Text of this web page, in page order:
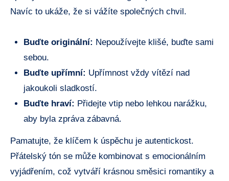
Navíc to ukáže, že si vážíte společných chvil.
Buďte originální: Nepoužívejte klišé, buďte sami
sebou.
Buďte upřímní: Upřímnost vždy vítězí nad
jakoukoli sladkostí.
Buďte hraví: Přidejte vtip nebo lehkou narážku,
aby byla zpráva zábavná.
Pamatujte, že klíčem k úspěchu je autentickost.
Přátelský tón se může kombinovat s emocionálním
vyjádřením, což vytváří krásnou směsici romantiky a